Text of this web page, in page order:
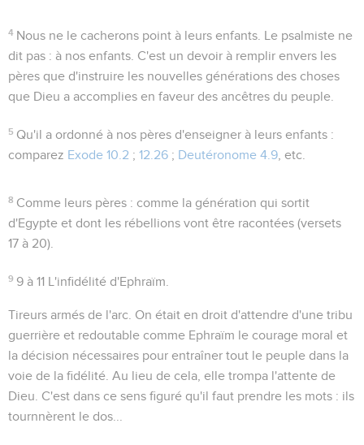
4 Nous ne le cacherons point à leurs enfants . Le psalmiste ne
dit pas : à nos enfants. C'est un devoir à remplir envers les
pères que d'instruire les nouvelles générations des choses
que Dieu a accomplies en faveur des ancêtres du peuple.
5 Qu'il a ordonné à nos pères d'enseigner à leurs enfants :
comparez Exode 10.2 ; 12.26 ; Deutéronome 4.9 , etc.
8 Comme leurs pères : comme la génération qui sortit
d'Egypte et dont les rébellions vont être racontées (versets
17 à 20).
9 9 à 11 L'infidélité d'Ephraïm.
Tireurs armés de l'arc . On était en droit d'attendre d'une tribu
guerrière et redoutable comme Ephraïm le courage moral et
la décision nécessaires pour entraîner tout le peuple dans la
voie de la fidélité. Au lieu de cela, elle trompa l'attente de
Dieu. C'est dans ce sens figuré qu'il faut prendre les mots : ils
tournnèrent le dos...